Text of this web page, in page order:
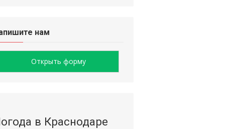
нам
Открыть форму
в Краснодаре